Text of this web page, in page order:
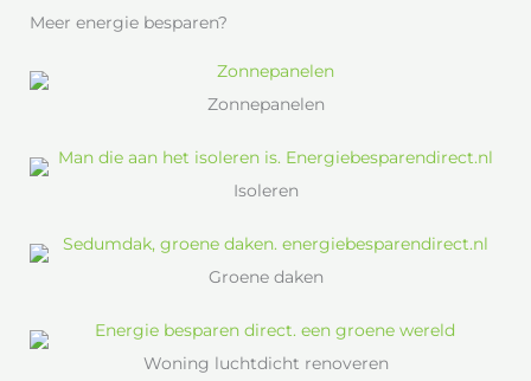
Meer energie besparen?
Zonnepanelen
Isoleren
Groene daken
Woning luchtdicht renoveren